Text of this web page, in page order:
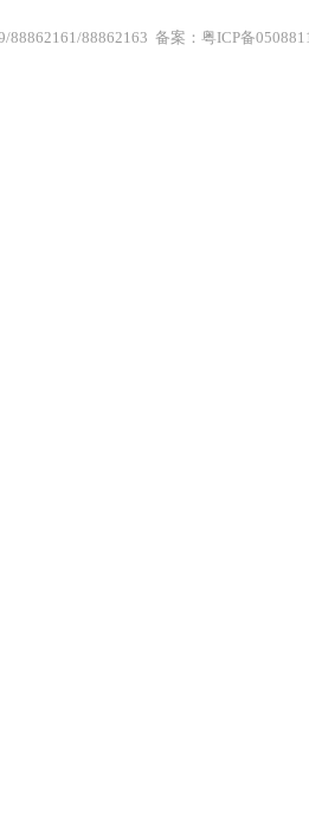
88862161/88862163 备案：粤ICP备